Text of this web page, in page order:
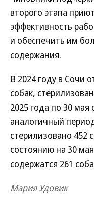
второго этапа
эффективность
и обеспечить им
содержания.
В 2024 году в Сочи
собак,
2025 года по 30 мая
аналогичный
стерилизовано 452
состоянию на 30
содержатся 261
Мария Удовик